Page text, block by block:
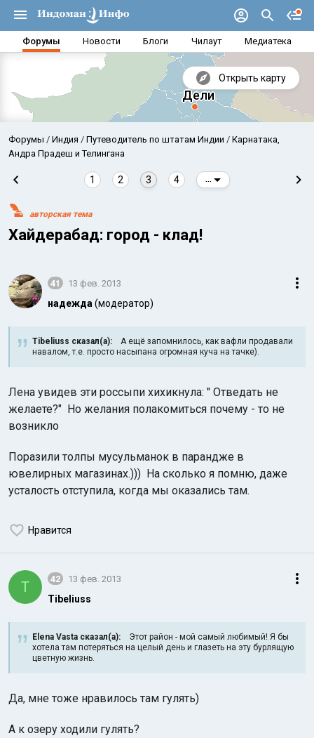
Форумы Новости Блоги Чилаут Медиатека
Открыть карту
Аравийское море
Форумы Индия Путеводитель по штатам Индии
Карнатака,
Андра Прадеш и Телингана
1 2 3 4
авторская тема
Хайдерабад: город - клад!
41 13 фев. 2013
надежда (модератор)
Tibeliuss сказал(а): А ещё запомнилось, как вафли продавали
навалом, т.е. просто насыпана огромная куча на тачке).
Лена увидев эти россыпи хихикнула: " Отведать не
желаете?" Но желания полакомиться почему - то не
возникло
Поразили толпы мусульманок в парандже в
ювелирных магазинах.))) На сколько я помню, даже
усталость отступила, когда мы оказались там.
Нравится
T 42 13 фев. 2013
Tibeliuss
Elena Vasta сказал(а): Этот район - мой самый любимый! Я бы
хотела там потеряться на целый день и глазеть на эту бурлящую
цветную жизнь.
Да, мне тоже нравилось там гулять)
А к озеру ходили гулять?